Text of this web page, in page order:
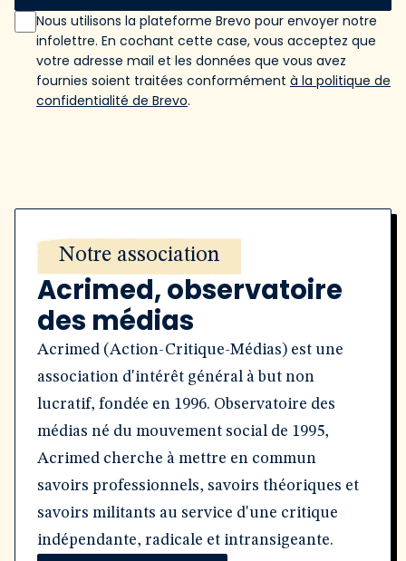
Nous utilisons la plateforme Brevo pour envoyer notre
infolettre. En cochant cette case, vous acceptez que
votre adresse mail et les données que vous avez
fournies soient traitées conformément à la politique de
confidentialité de Brevo.
Notre association
Acrimed, observatoire
des médias
Acrimed (Action-Critique-Médias) est une
association d'intérêt général à but non
lucratif, fondée en 1996. Observatoire des
médias né du mouvement social de 1995,
Acrimed cherche à mettre en commun
savoirs professionnels, savoirs théoriques et
savoirs militants au service d'une critique
indépendante, radicale et intransigeante.